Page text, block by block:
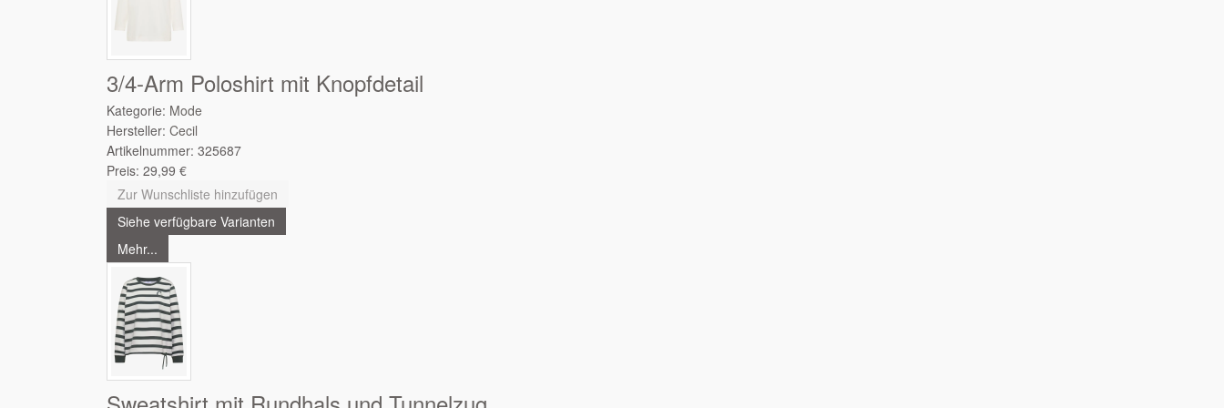
3/4-Arm Poloshirt mit Knopfdetail
Kategorie: Mode
Hersteller: Cecil
Artikelnummer: 325687
Preis: 29,99 €
Zur Wunschliste hinzufügen
Siehe verfügbare Varianten
Mehr...